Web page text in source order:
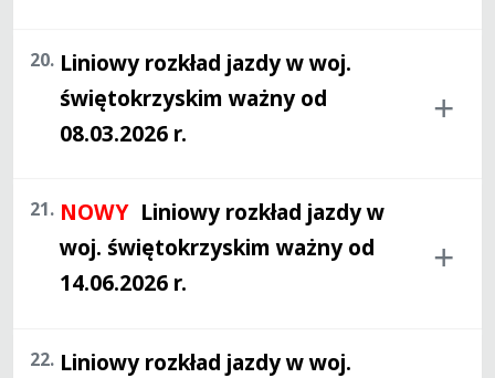
20. Liniowy rozkład jazdy w woj.
świętokrzyskim ważny od
08.03.2026 r.
21. NOWY Liniowy rozkład jazdy w
woj. świętokrzyskim ważny od
14.06.2026 r.
22. Liniowy rozkład jazdy w woj.